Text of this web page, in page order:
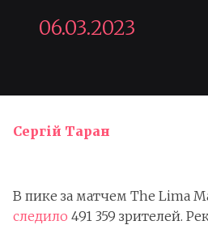
06.03.2023
Сергій Таран
В пике за матчем The Lima
следило 491 359 зрителей.